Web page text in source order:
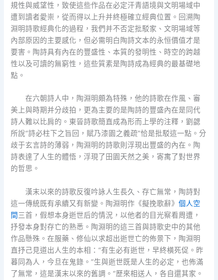
規性與威望性，致使這些作品在必定汗青語境與文明場域中
遭到讀者愛崇，從而得以上升并終極確立經典位置。回溯陶
淵明詩歌經典化的過程，我們并不否定批駁家、文明場域等
內部原因的主要感化，但必需明白陶詩文本的永恒價值才是
要害。陶詩具有內在的豐盛性、本質的發明性、時空的跨越
性以及可讀的無窮性，這些質素是陶詩成為經典的最基礎地
點。
在六朝詩人中，陶淵明頗為特殊，他的詩歌在作風、審
美上與時期并分歧拍，更為主要的是陶詩的豐盛內在是同代
詩人難以比肩的。東晉詩歌簡直成為形而上學的注釋，劉勰
所說“詩必柱下之旨回，賦乃漆園之義疏”恰是批駁這一點。分
歧于玄言詩的薄弱，陶淵明的詩歌則浮現出豐盛的內在。陶
詩表達了人生的體悟，浮現了田園天然之美，寄寓了對世界
的哲思。
漢末以來的詩歌反復吟詠人生長久、存亡無常，陶詩對
這一傳統既有承續又有新變。陶淵明作《擬挽歌辭》個人空
間三首，假想本身逝世后的情況，以他者的目光察看周遭，
抒發本身對存亡的熟悉。陶淵明的這三首與詩歌史中的其他
作品懸殊。在服藥、修仙以求超出逝世亡的佈景下，陶淵明
直抒己見道出人生的本相：“有生必有逝世，早終橫死促。昨
暮同為人，今旦在鬼錄。”生與逝世既是人生的必定，也佈滿
了無常，這是漢末以來的舊調。“歷來相送人，各自還其家。